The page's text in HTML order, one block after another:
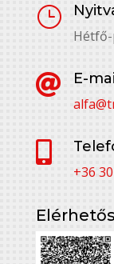
}
Hétfő-

E-

+36